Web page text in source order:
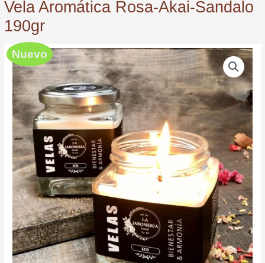
Vela Aromática Rosa-Akai-Sandalo
190gr
Nuevo
Vela
Aromática
Rosa-
Akai-
Sandalo
190gr
quantity